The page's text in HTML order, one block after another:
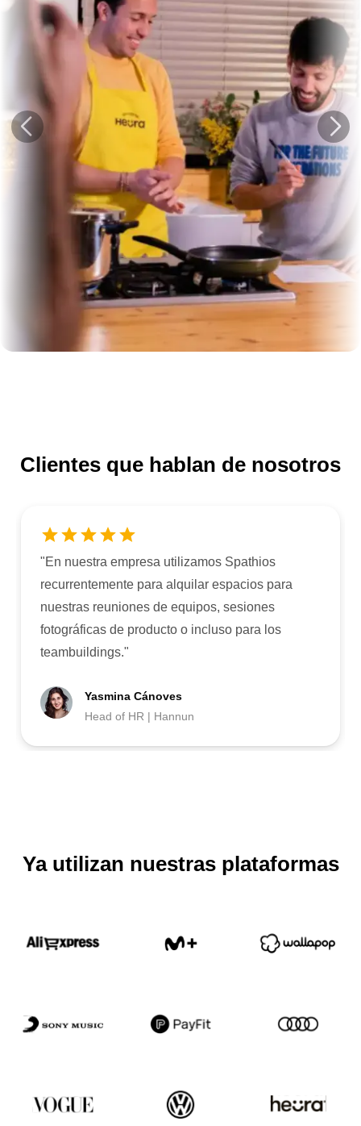
Clientes que hablan de nosotros
"En nuestra empresa utilizamos Spathios
recurrentemente para alquilar espacios para
nuestras reuniones de equipos, sesiones
fotográficas de producto o incluso para los
teambuildings."
Yasmina Cánoves
Head of HR | Hannun
Ya utilizan nuestras plataformas